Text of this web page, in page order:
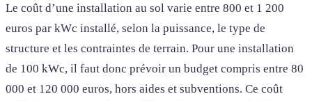
Le coût d’une installation au sol varie entre 800 et 1 200
euros par kWc installé, selon la puissance, le type de
structure et les contraintes de terrain. Pour une installation
de 100 kWc, il faut donc prévoir un budget compris entre 80
000 et 120 000 euros, hors aides et subventions. Ce coût